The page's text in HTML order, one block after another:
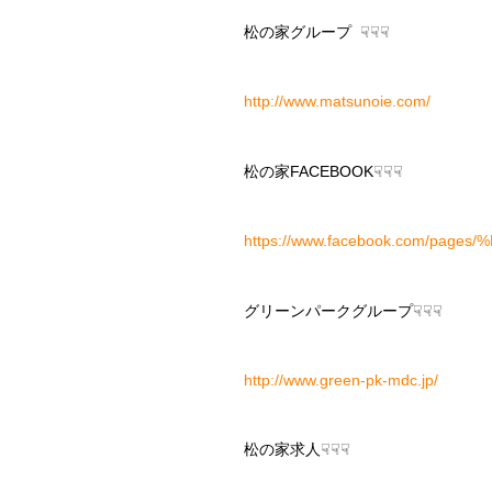
松の家グループ ☟☟☟
http://www.matsunoie.com/
松の家FACEBOOK☟☟☟
https://www.facebook.com/pages/
グリーンパークグループ☟☟☟
http://www.green-pk-mdc.jp/
松の家求人☟☟☟